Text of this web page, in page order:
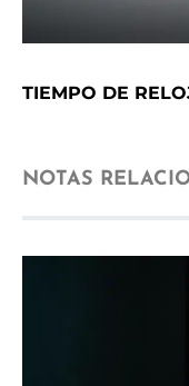
TIEMPO DE
NOTAS